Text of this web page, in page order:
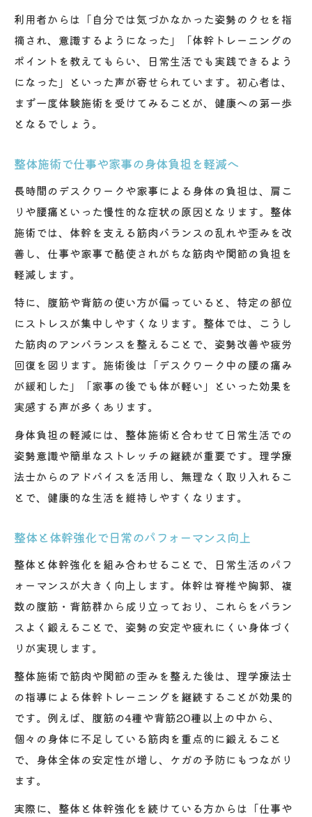
利用者からは「自分では気づかなかった姿勢のクセを指
摘され、意識するようになった」「体幹トレーニングの
ポイントを教えてもらい、日常生活でも実践できるよう
になった」といった声が寄せられています。初心者は、
まず一度体験施術を受けてみることが、健康への第一歩
となるでしょう。
整体施術で仕事や家事の身体負担を軽減へ
長時間のデスクワークや家事による身体の負担は、肩こ
りや腰痛といった慢性的な症状の原因となります。整体
施術では、体幹を支える筋肉バランスの乱れや歪みを改
善し、仕事や家事で酷使されがちな筋肉や関節の負担を
軽減します。
特に、腹筋や背筋の使い方が偏っていると、特定の部位
にストレスが集中しやすくなります。整体では、こうし
た筋肉のアンバランスを整えることで、姿勢改善や疲労
回復を図ります。施術後は「デスクワーク中の腰の痛み
が緩和した」「家事の後でも体が軽い」といった効果を
実感する声が多くあります。
身体負担の軽減には、整体施術と合わせて日常生活での
姿勢意識や簡単なストレッチの継続が重要です。理学療
法士からのアドバイスを活用し、無理なく取り入れるこ
とで、健康的な生活を維持しやすくなります。
整体と体幹強化で日常のパフォーマンス向上
整体と体幹強化を組み合わせることで、日常生活のパフ
ォーマンスが大きく向上します。体幹は脊椎や胸郭、複
数の腹筋・背筋群から成り立っており、これらをバラン
スよく鍛えることで、姿勢の安定や疲れにくい身体づく
りが実現します。
整体施術で筋肉や関節の歪みを整えた後は、理学療法士
の指導による体幹トレーニングを継続することが効果的
です。例えば、腹筋の4種や背筋20種以上の中から、
個々の身体に不足している筋肉を重点的に鍛えること
で、身体全体の安定性が増し、ケガの予防にもつながり
ます。
実際に、整体と体幹強化を続けている方からは「仕事や